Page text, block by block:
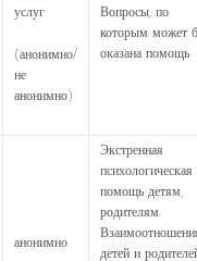
услуг
(анонимно/
не
анонимно)
Вопросы, по
которым может
оказана помощь
анонимно
Экстренная
психологическая
помощь детям,
родителям.
детей и